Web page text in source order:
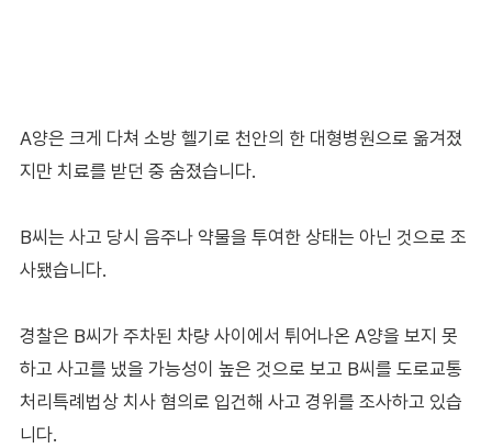
A양은 크게 다쳐 소방 헬기로 천안의 한 대형병원으로 옮겨졌
지만 치료를 받던 중 숨졌습니다.
B씨는 사고 당시 음주나 약물을 투여한 상태는 아닌 것으로 조
사됐습니다.
경찰은 B씨가 주차된 차량 사이에서 튀어나온 A양을 보지 못
하고 사고를 냈을 가능성이 높은 것으로 보고 B씨를 도로교통
처리특례법상 치사 혐의로 입건해 사고 경위를 조사하고 있습
니다.